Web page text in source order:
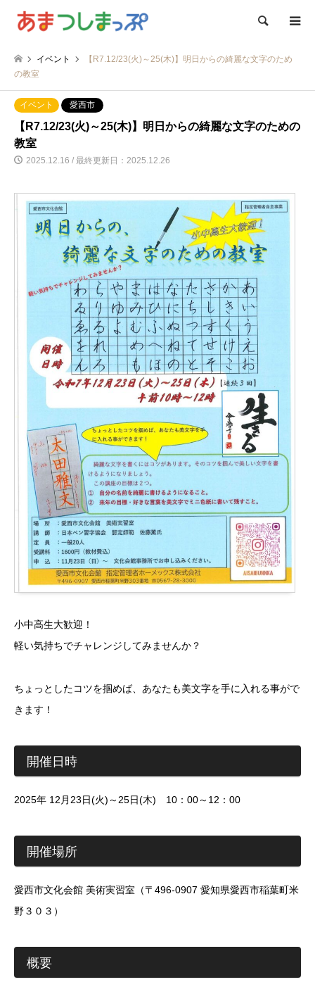
検索
イベント
【R7.12/23(火)～25(木)】明日からの綺麗な文字のため
の教室
イベント 愛西市
【R7.12/23(火)～25(木)】明日からの綺麗な文字のための
教室
2025.12.16 / 最終更新日：2025.12.26
小中高生大歓迎！
軽い気持ちでチャレンジしてみませんか？
ちょっとしたコツを掴めば、あなたも美文字を手に入れる事がで
きます！
開催日時
2025年 12月23日(火)～25日(木) 10：00～12：00
開催場所
愛西市文化会館 美術実習室（〒496-0907 愛知県愛西市稲葉町米
野３０３）
概要